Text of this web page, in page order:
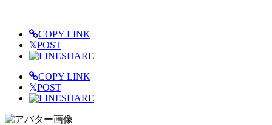
COPY LINK
𝕏POST
SHARE
COPY LINK
𝕏POST
SHARE